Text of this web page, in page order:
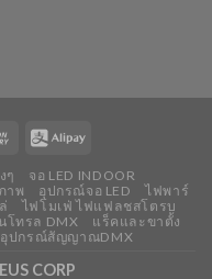
ๆ
จอ LED INDOOR
าพ อุปกรณ์จอ LED
ไฟพาร์
ไฟโมเฟ่ ไฟแฟลชสโตรบ
โทรล DMX
แร็คและขาตั้ง
อุปกรณ์สัญญาณDMX
CORP